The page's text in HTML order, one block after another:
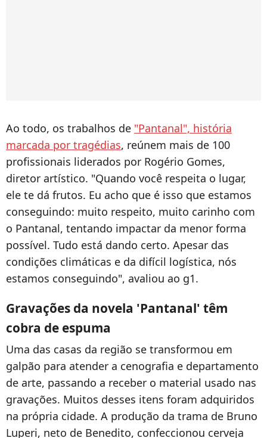
Ao todo, os trabalhos de "Pantanal", história
marcada por tragédias, reúnem mais de 100
profissionais liderados por Rogério Gomes,
diretor artístico. "Quando você respeita o lugar,
ele te dá frutos. Eu acho que é isso que estamos
conseguindo: muito respeito, muito carinho com
o Pantanal, tentando impactar da menor forma
possível. Tudo está dando certo. Apesar das
condições climáticas e da difícil logística, nós
estamos conseguindo", avaliou ao g1.
Gravações da novela 'Pantanal' têm
cobra de espuma
Uma das casas da região se transformou em
galpão para atender a cenografia e departamento
de arte, passando a receber o material usado nas
gravações. Muitos desses itens foram adquiridos
na própria cidade. A produção da trama de Bruno
Luperi, neto de Benedito, confeccionou cerveja